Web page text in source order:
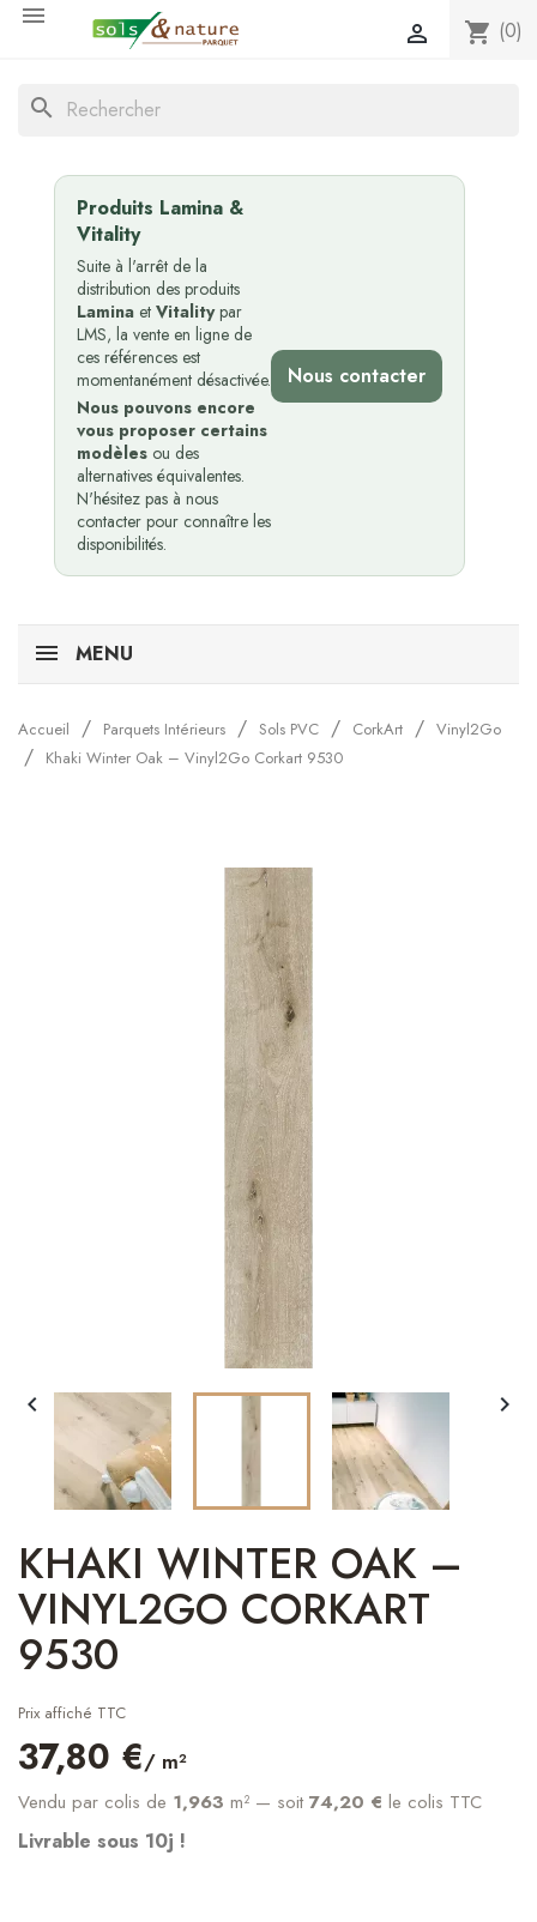

shopping_cart (0)

search
Produits Lamina &
Vitality
Suite à l'arrêt de la
distribution des produits
Lamina et Vitalitypar
LMS, la vente en ligne de
ces références est
momentanément désactivée.
Nous pouvons encore
vous proposer certains
modèles ou des
alternatives équivalentes.
N'hésitez pas à nous
contacter pour connaître les
disponibilités.
Nous contacter
MENU
Accueil Parquets Intérieurs Sols PVC CorkArt
Vinyl2Go
Khaki Winter Oak – Vinyl2Go Corkart 9530
 
KHAKI WINTER OAK –
VINYL2GO CORKART
9530
Prix affiché TTC
37,80 €/ m²
Vendu par colis de 1,963 m² — soit 74,20 € le colis TTC
Livrable sous 10j !